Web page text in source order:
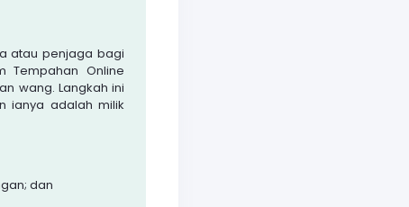
atau penjaga bagi
Tempahan Online
wang. Langkah ini
ianya adalah milik
dan